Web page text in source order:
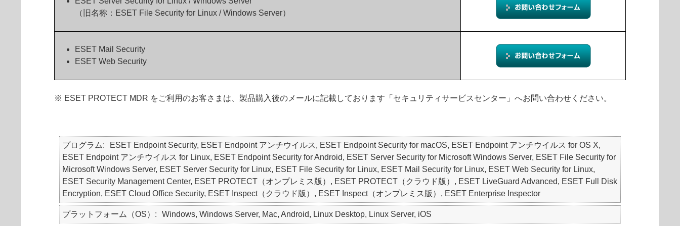
（旧名称：ESET File Security for Linux / Windows Server）
ESET Mail Security
ESET Web Security
※ ESET PROTECT MDR をご利用のお客さまは、製品購入後のメールに記載しております「セキュリティサービスセンター」へお問い合わせください。
プログラム
ESET Endpoint Security, ESET Endpoint アンチウイルス, ESET Endpoint Security for macOS, ESET Endpoint アンチウイルス for OS X,
ESET Endpoint アンチウイルス for Linux, ESET Endpoint Security for Android, ESET Server Security for Microsoft Windows Server, ESET File Security for
Microsoft Windows Server, ESET Server Security for Linux, ESET File Security for Linux, ESET Mail Security for Linux, ESET Web Security for Linux,
ESET Security Management Center, ESET PROTECT（オンプレミス版）, ESET PROTECT（クラウド版）, ESET LiveGuard Advanced, ESET Full Disk
Encryption, ESET Cloud Office Security, ESET Inspect（クラウド版）, ESET Inspect（オンプレミス版）, ESET Enterprise Inspector
プラットフォーム（OS） Windows, Windows Server, Mac, Android, Linux Desktop, Linux Server, iOS